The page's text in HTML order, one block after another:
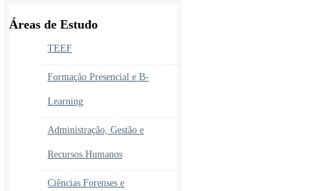
Áreas de Estudo
TEEF
Formação Presencial e B-
Learning
Administração, Gestão e
Recursos Humanos
Ciências Forenses e